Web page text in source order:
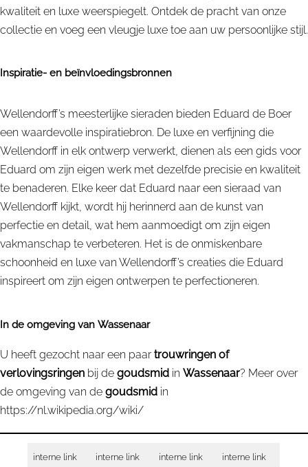
kwaliteit en luxe weerspiegelt. Ontdek de pracht van onze
collectie en voeg een vleugje luxe toe aan uw persoonlijke stijl.
Inspiratie- en beïnvloedingsbronnen
Wellendorff’s meesterlijke sieraden bieden Eduard de Boer
een waardevolle inspiratiebron. De luxe en verfijning die
Wellendorff in elk ontwerp verwerkt, dienen als een gids voor
Eduard om zijn eigen werk met dezelfde precisie en kwaliteit
te benaderen. Elke keer dat Eduard naar een sieraad van
Wellendorff kijkt, wordt hij herinnerd aan de kunst van
perfectie en detail, wat hem aanmoedigt om zijn eigen
vakmanschap te verbeteren. Het is de onmiskenbare
schoonheid en luxe van Wellendorff’s creaties die Eduard
inspireert om zijn eigen ontwerpen te perfectioneren.
In de omgeving van Wassenaar
U heeft gezocht naar een paartrouwringen of
verlovingsringen bij de goudsmid in Wassenaar? Meer over
de omgeving van de goudsmid in
https://nl.wikipedia.org/wiki/
interne link interne link interne link interne link